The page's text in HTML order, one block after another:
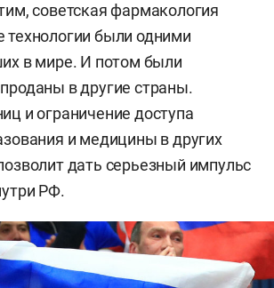
советская фармакология
технологии были одними
в мире. И потом были
в другие страны.
и ограничение доступа
и медицины в других
дать серьезный импульс
РФ.